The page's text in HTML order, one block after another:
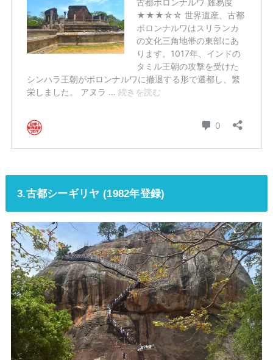
3.古都シーギリヤ (1982年登録)